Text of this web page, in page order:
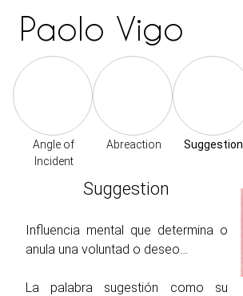
Paolo Vigo
Angle of
Incident
Abreaction Suggestion
Suggestion
Influencia mental que determina o
anula una voluntad o deseo…
La palabra sugestión como su